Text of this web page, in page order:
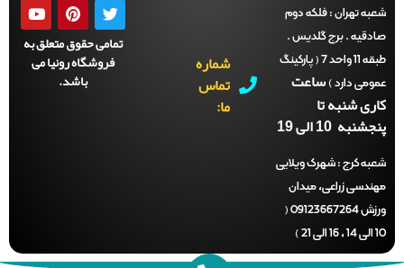
تهران :فلکه دوم
. برج گلدیس .
طبقه 11 واحد 7 ( پارکینگ
دارد )ساعت
شنبه تا
10 الی 19
کرج :شهرک ویلایی
زراعی، میدان
ورزش 09123667264 (
شماره
تماس
تمامی حقوق متعلق به
فروشگاه رونیا می
باشد.